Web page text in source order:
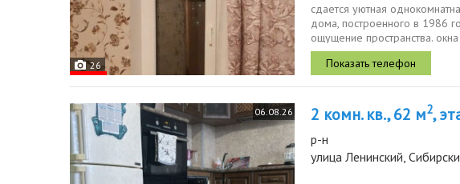
26
сдается уютная
дома, построенного в 1986
ощущение пространства.
спокойно.
06.08.26 2 комн. кв., 62 м2,
р-н
улица Ленинский,